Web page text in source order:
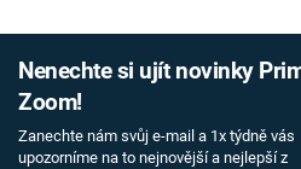
Nenechte si ujít novinky
Zoom!
Zanechte nám svůj e-mail a 1x týdně vás
upozorníme na to nejnovější a nejlepší z